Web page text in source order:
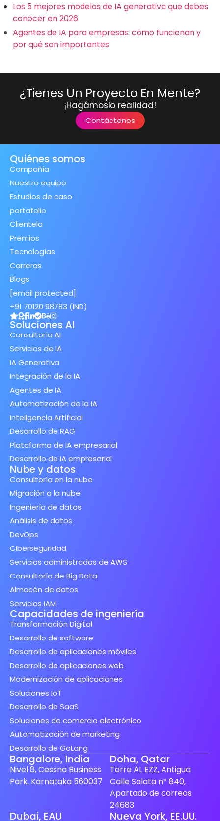
Los 5 mejores modelos de IA generativa que debes
conocer en 2026
Agentes de IA para empresas: cómo funcionan y
por qué son importantes
¿Tienes Un Proyecto En Mente?
¡Hagámoslo realidad!
Contáctenos
Quiénes somos
Compañía
Nuestro equipo
Estudios de caso
portafolio
Clientela
Premios
Tecnologías
Carreras
Blogs
[email protected]
+91 70120 98783 (IND)
Soluciones AI
Consultoría AI
Servicios de IA
IA Generativa
Integración de la IA
Agentes de IA
Automatización de la IA
Inteligencia Artificial
Desarrollo de RAG
Plataforma de IA empresarial
Desarrollo de IA empresarial
Nube y datos
Consultoría en la nube
Migración a la nube
Ingeniería de datos
Análisis de datos
DevOps
Ciberseguridad
Servicios administrados de AWS
Consultoría de Big Data
Almacén de datos
Servicios IAM
Capacidades de ingeniería
Transformación Digital
Desarrollo de software
Desarrollo de aplicaciones móviles
Desarrollo de aplicaciones web
Modernización de aplicaciones
Soluciones IoT
Desarrollo de SaaS
Soluciones de comercio electrónico
Automatización de marketing
Desarrollo de GoLang
Bangalore, India
Nivel 8, Cessna Business
Park, Karnataka 560037
Doha, Qatar
Torre AL EZZ, Antigua
Calle Salata nº 840,
Apartado de correos
24683
Dubai, EAU Nueva York, EE.UU.
Finnish